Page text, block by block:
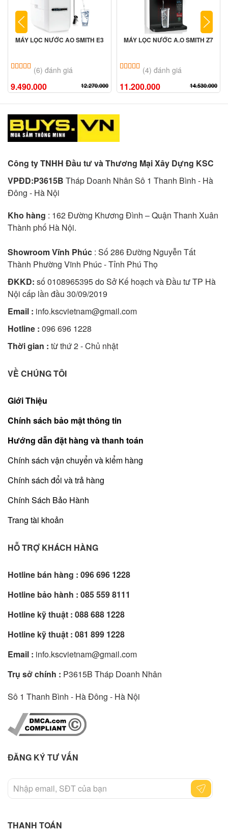
MÁY LỌC NƯỚC AO SMITH E3
5.00 trên 5 dựa trên
(6) đánh giá
9.490.000 12.270.000
MÁY LỌC NƯỚC A.O SMITH Z7
5.00 trên 5 dựa trên
(4) đánh giá
11.200.000 14.530.000
Công ty TNHH Đầu tư và Thương Mại Xây Dựng KSC
VPĐD:P3615B Tháp Doanh Nhân Sô 1 Thanh Bình - Hà
Đông - Hà Nội
Kho hàng : 162 Đường Khương Đình – Quận Thanh Xuân
Thành phố Hà Nội.
Showroom Vĩnh Phúc : Số 286 Đường Nguyễn Tất
Thành Phường Vĩnh Phúc - Tỉnh Phú Thọ
ĐKKD: số 0108965395 do Sở Kế hoạch và Đầu tư TP Hà
Nội cấp lần đầu 30/09/2019
Email : info.kscvietnam@gmail.com
Hotline : 096 696 1228
Thời gian : từ thứ 2 - Chủ nhật
VỀ CHÚNG TÔI
Giới Thiệu
Chính sách bảo mật thông tin
Hướng dẫn đặt hàng và thanh toán
Chính sách vận chuyển và kiểm hàng
Chính sách đổi và trả hàng
Chính Sách Bảo Hành
Trang tài khoản
HỖ TRỢ KHÁCH HÀNG
Hotline bán hàng : 096 696 1228
Hotline bảo hành : 085 559 8111
Hotline kỹ thuật : 088 688 1228
Hotline kỹ thuật : 081 899 1228
Email : info.kscvietnam@gmail.com
Trụ sở chính : P3615B Tháp Doanh Nhân
Sô 1 Thanh Bình - Hà Đông - Hà Nội
ĐĂNG KÝ TƯ VẤN
THANH TOÁN